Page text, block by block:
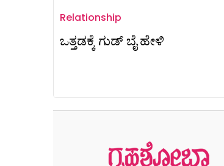
Relationship
ಒತ್ತಡಕ್ಕೆ ಗುಡ್ ಬೈ ಹೇಳಿ